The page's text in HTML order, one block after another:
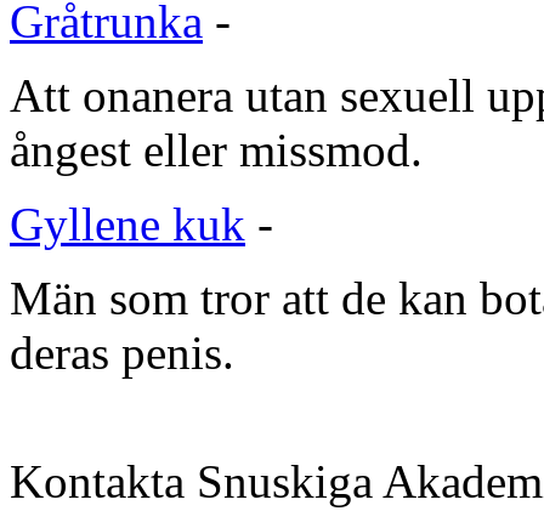
Gråtrunka -
Att onanera utan sexuell
ångest eller missmod.
Gyllene kuk -
Män som tror att de kan
deras penis.
Kontakta Snuskiga